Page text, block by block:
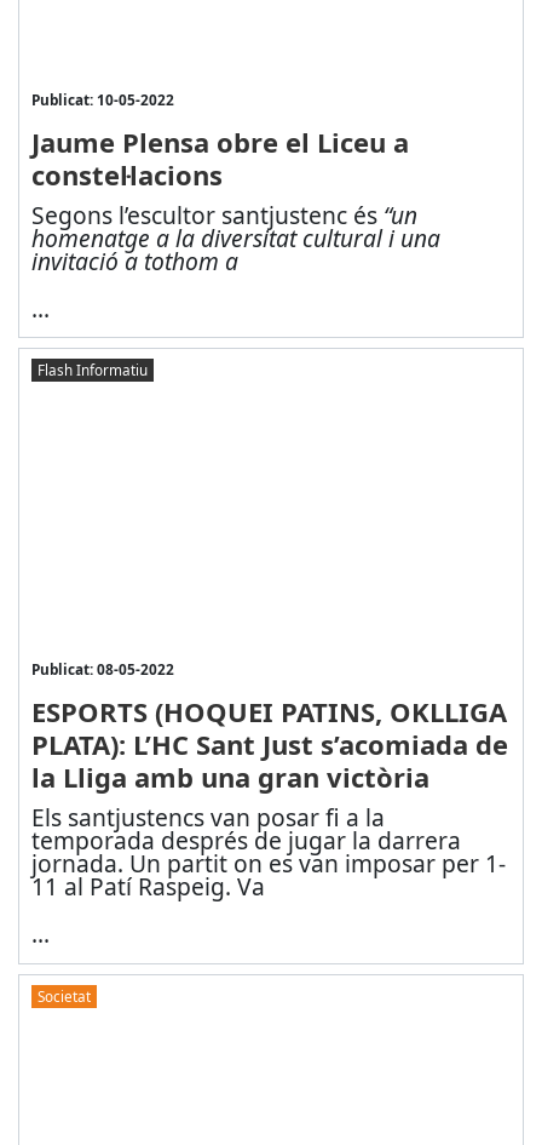
Publicat: 10-05-2022
Jaume Plensa obre el Liceu a
constel·lacions
Segons l’escultor santjustenc és “un
homenatge a la diversitat cultural i una
invitació a tothom a
...
Flash Informatiu
Publicat: 08-05-2022
ESPORTS (HOQUEI PATINS, OKLLIGA
PLATA): L’HC Sant Just s’acomiada de
la Lliga amb una gran victòria
Els santjustencs van posar fi a la
temporada després de jugar la darrera
jornada. Un partit on es van imposar per 1-
11 al Patí Raspeig. Va
...
Societat